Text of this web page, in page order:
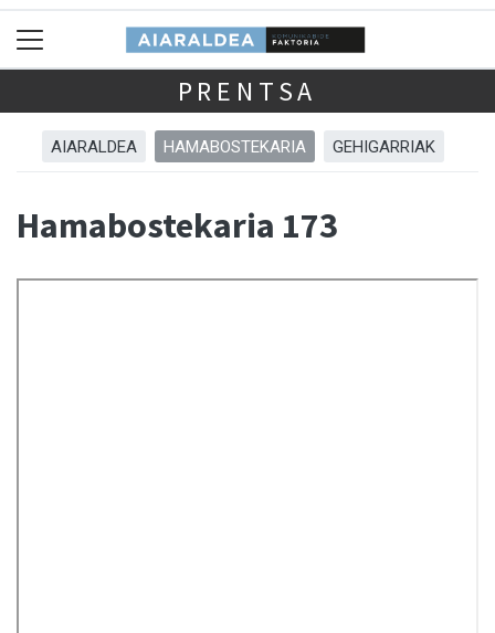
PRENTSA
AIARALDEA HAMABOSTEKARIA GEHIGARRIAK
Hamabostekaria 173